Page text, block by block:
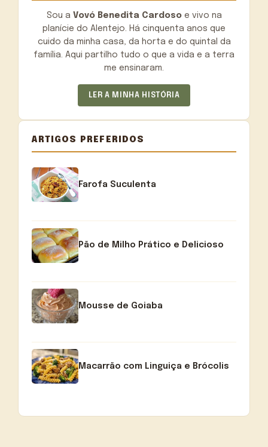
Sou a Vovó Benedita Cardosoe vivo na
planície do Alentejo. Há cinquenta anos que
cuido da minha casa, da horta e do quintal da
família. Aqui partilho tudo o que a vida e a terra
me ensinaram.
LER A MINHA HISTÓRIA
ARTIGOS PREFERIDOS
Farofa Suculenta
Pão de Milho Prático e Delicioso
Mousse de Goiaba
Macarrão com Linguiça e Brócolis